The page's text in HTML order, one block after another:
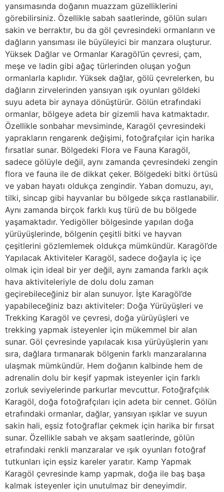
yansımasında doğanın muazzam güzelliklerini
görebilirsiniz. Özellikle sabah saatlerinde, gölün suları
sakin ve berraktır, bu da göl çevresindeki ormanların ve
dağların yansıması ile büyüleyici bir manzara oluşturur.
Yüksek Dağlar ve Ormanlar Karagöl’ün çevresi, çam,
meşe ve ladin gibi ağaç türlerinden oluşan yoğun
ormanlarla kaplıdır. Yüksek dağlar, gölü çevrelerken, bu
dağların zirvelerinden yansıyan ışık oyunları göldeki
suyu adeta bir aynaya dönüştürür. Gölün etrafındaki
ormanlar, bölgeye adeta bir gizemli hava katmaktadır.
Özellikle sonbahar mevsiminde, Karagöl çevresindeki
yaprakların rengarenk değişimi, fotoğrafçılar için harika
fırsatlar sunar. Bölgedeki Flora ve Fauna Karagöl,
sadece gölüyle değil, aynı zamanda çevresindeki zengin
flora ve fauna ile de dikkat çeker. Bölgedeki bitki örtüsü
ve yaban hayatı oldukça zengindir. Yaban domuzu, ayı,
tilki, sincap gibi hayvanlar bu bölgede sıkça rastlanabilir.
Aynı zamanda birçok farklı kuş türü de bu bölgede
yaşamaktadır. Yedigöller bölgesinde yapılan doğa
yürüyüşlerinde, bölgenin çeşitli bitki ve hayvan
çeşitlerini gözlemlemek oldukça mümkündür. Karagöl’de
Yapılacak Aktiviteler Karagöl, sadece doğayla iç içe
olmak için ideal bir yer değil, aynı zamanda farklı açık
hava aktiviteleriyle de dolu dolu zaman
geçirebileceğiniz bir alan sunuyor. İşte Karagöl’de
yapabileceğiniz bazı aktiviteler: Doğa Yürüyüşleri ve
Trekking Karagöl ve çevresi, doğa yürüyüşleri ve
trekking yapmak isteyenler için mükemmel bir alan
sunar. Göl çevresinde yapılacak kısa yürüyüşlerin yanı
sıra, dağlara tırmanarak bölgenin farklı manzaralarına
ulaşmak mümkündür. Hem doğanın kalbinde hem de
adrenalin dolu bir keşif yapmak isteyenler için farklı
zorluk seviyelerinde parkurlar mevcuttur. Fotoğrafçılık
Karagöl, doğa fotoğrafçıları için adeta bir cennet. Gölün
etrafındaki ormanlar, dağlar, yansıyan ışıklar ve suyun
sakin hali, eşsiz fotoğraflar çekmek için harika bir fırsat
sunar. Özellikle sabah ve akşam saatlerinde, gölün
etrafındaki renkli manzaralar ve ışık oyunları fotoğraf
tutkunları için eşsiz kareler yaratır. Kamp Yapmak
Karagöl çevresinde kamp yapmak, doğa ile baş başa
kalmak isteyenler için unutulmaz bir deneyimdir.